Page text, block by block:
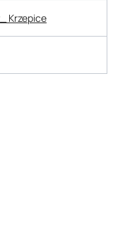
Krzepice